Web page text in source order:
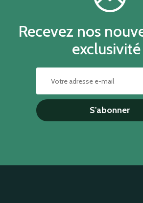
Recevez nos
exclusivité